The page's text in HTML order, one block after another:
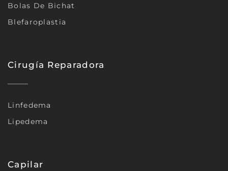
Bolas De Bichat
Blefaroplastia
Cirugía Reparadora
Linfedema
Lipedema
Capilar